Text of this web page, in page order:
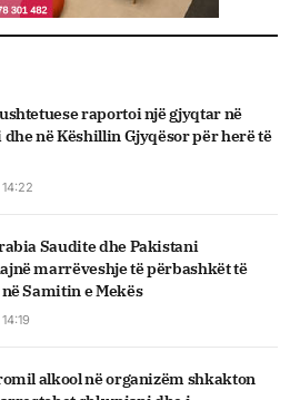
raportoi një gjyqtar në
në Këshillin Gjyqësor për herë të
Saudite dhe Pakistani
marrëveshje të përbashkët të
Samitin e Mekës
alkool në organizëm shkakton